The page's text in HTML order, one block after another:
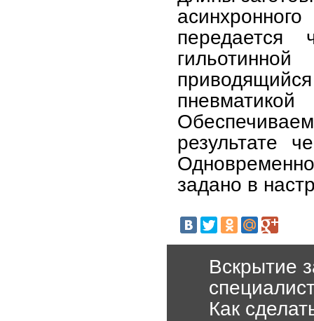
передается
результате
задано в
Вскрытие
Как